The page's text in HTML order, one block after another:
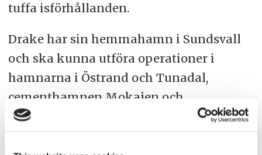
tuffa isförhållanden.
Drake har sin hemmahamn i Sundsvall
och ska kunna utföra operationer i
hamnarna i Östrand och Tunadal,
cementhamnen Mokajen och
oljehamnen i Vindskars varv.